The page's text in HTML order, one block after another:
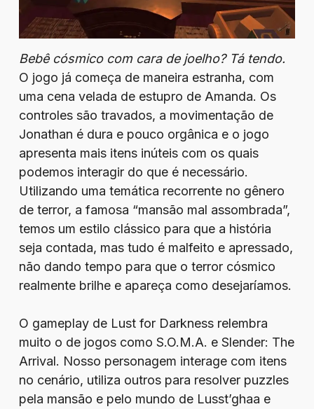
Bebê cósmico com cara de joelho? Tá tendo.
O jogo já começa de maneira estranha, com
uma cena velada de estupro de Amanda. Os
controles são travados, a movimentação de
Jonathan é dura e pouco orgânica e o jogo
apresenta mais itens inúteis com os quais
podemos interagir do que é necessário.
Utilizando uma temática recorrente no gênero
de terror, a famosa “mansão mal assombrada”,
temos um estilo clássico para que a história
seja contada, mas tudo é malfeito e apressado,
não dando tempo para que o terror cósmico
realmente brilhe e apareça como desejaríamos.
O gameplay de Lust for Darkness relembra
muito o de jogos como S.O.M.A. e Slender: The
Arrival. Nosso personagem interage com itens
no cenário, utiliza outros para resolver puzzles
pela mansão e pelo mundo de Lusst’ghaa e